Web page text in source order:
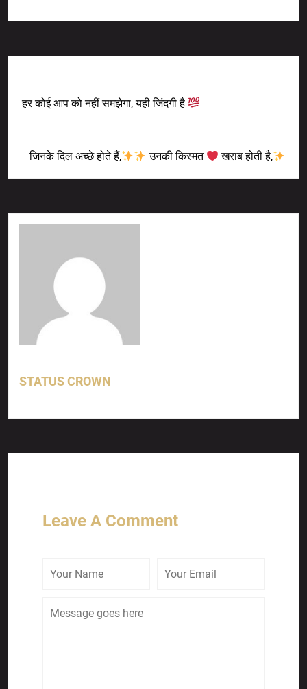
हर कोई आप को नहीं समझेगा, यही जिंदगी है
जिनके दिल अच्छे होते हैं, उनकी किस्मत खराब होती है,
STATUS CROWN
Leave A Comment